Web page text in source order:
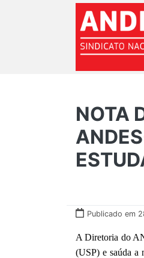
NOTA
Publicado em
A Diretoria do
(USP) e saúda a